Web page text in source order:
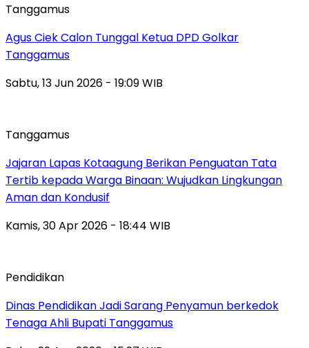
Tanggamus
Agus Ciek Calon Tunggal Ketua DPD Golkar
Tanggamus
Sabtu, 13 Jun 2026 - 19:09 WIB
Tanggamus
Jajaran Lapas Kotaagung Berikan Penguatan Tata
Tertib kepada Warga Binaan: Wujudkan Lingkungan
Aman dan Kondusif
Kamis, 30 Apr 2026 - 18:44 WIB
Pendidikan
Dinas Pendidikan Jadi Sarang Penyamun berkedok
Tenaga Ahli Bupati Tanggamus